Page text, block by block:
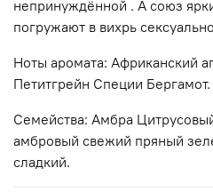
непринуждённой . А союз
погружают в вихрь
Ноты аромата: Африканский
Петитгрейн Специи Бергамот.
Семейства: Амбра
амбровый свежий пряный
сладкий.